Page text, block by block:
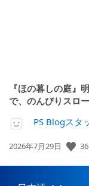
『ほの暮しの庭』
で、のんびりスロ
PS Blogスタ
公
日:
2026年7月29日 36